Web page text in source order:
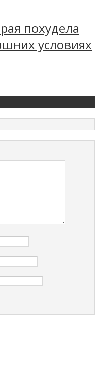
похудела
условиях